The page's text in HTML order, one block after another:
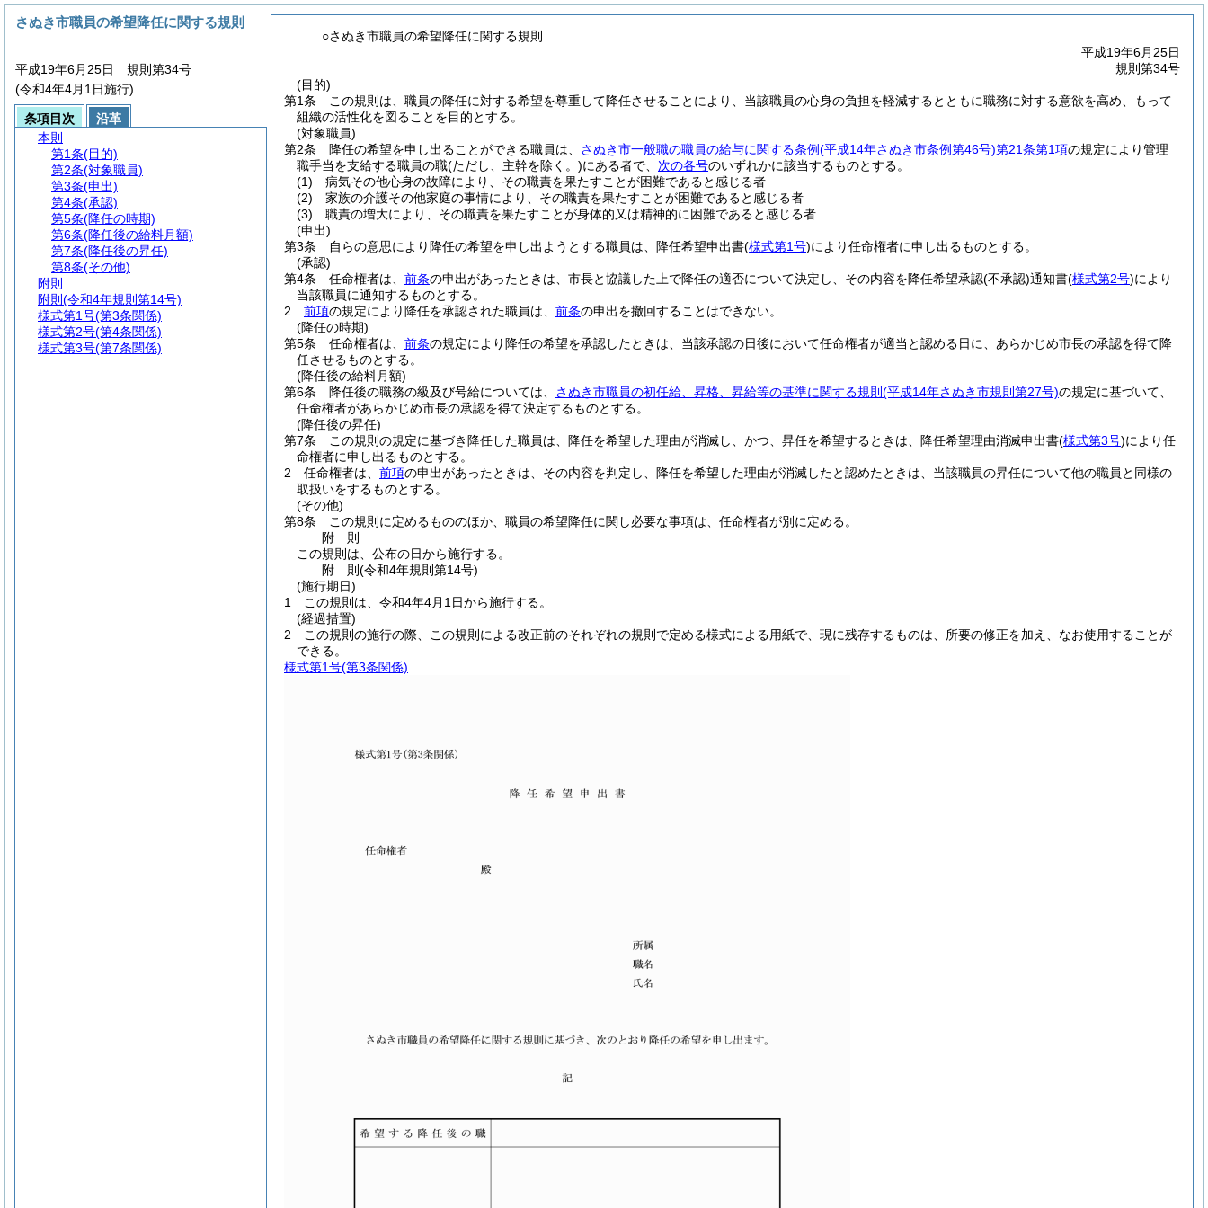
○さぬき市職員の希望降任に関する規則
平成19年6月25日
規則第34号
(目的)
第1条
この規則は、職員の降任に対する希望を尊重して降任させることにより、当該職員の心身の負担を軽減するとともに職務に対する意欲を高め、もって
組織の活性化を図ることを目的とする。
(対象職員)
第2条
降任の希望を申し出ることができる職員は、 さぬき市一般職の職員の給与に関する条例(平成14年さぬき市条例第46号)第21条第1項の規定により管理
職手当を支給する職員の職(ただし、主幹を除く。)にある者で、 次の各号のいずれかに該当するものとする。
(1)
病気その他心身の故障により、その職責を果たすことが困難であると感じる者
(2)
家族の介護その他家庭の事情により、その職責を果たすことが困難であると感じる者
(3)
職責の増大により、その職責を果たすことが身体的又は精神的に困難であると感じる者
(申出)
第3条
自らの意思により降任の希望を申し出ようとする職員は、降任希望申出書(様式第1号)により任命権者に申し出るものとする。
(承認)
第4条
任命権者は、 前条の申出があったときは、市長と協議した上で降任の適否について決定し、その内容を降任希望承認(不承認)通知書(様式第2号)により
当該職員に通知するものとする。
2
前項の規定により降任を承認された職員は、 前条の申出を撤回することはできない。
(降任の時期)
第5条
任命権者は、 前条の規定により降任の希望を承認したときは、当該承認の日後において任命権者が適当と認める日に、あらかじめ市長の承認を得て降
任させるものとする。
(降任後の給料月額)
第6条
降任後の職務の級及び号給については、 さぬき市職員の初任給、昇格、昇給等の基準に関する規則 (平成14年さぬき市規則第27号)の規定に基づいて、
任命権者があらかじめ市長の承認を得て決定するものとする。
(降任後の昇任)
第7条
この規則の規定に基づき降任した職員は、降任を希望した理由が消滅し、かつ、昇任を希望するときは、降任希望理由消滅申出書(様式第3号)により任
命権者に申し出るものとする。
2
任命権者は、 前項の申出があったときは、その内容を判定し、降任を希望した理由が消滅したと認めたときは、当該職員の昇任について他の職員と同様の
取扱いをするものとする。
(その他)
第8条
この規則に定めるもののほか、職員の希望降任に関し必要な事項は、任命権者が別に定める。
附 則
この規則は、公布の日から施行する。
附 則(令和4年規則第14号)
(施行期日)
1
この規則は、令和4年4月1日から施行する。
(経過措置)
2
この規則の施行の際、この規則による改正前のそれぞれの規則で定める様式による用紙で、現に残存するものは、所要の修正を加え、なお使用することが
できる。
様式第1号(第3条関係)
さぬき市職員の希望降任に関する規則
平成19年6月25日 規則第34号
(令和4年4月1日施行)
条項目次
沿革
本則
第1条(目的)
第2条(対象職員)
第3条(申出)
第4条(承認)
第5条(降任の時期)
第6条(降任後の給料月額)
第7条(降任後の昇任)
第8条(その他)
附則
附則 (令和4年規則第14号)
様式第1号(第3条関係)
様式第2号(第4条関係)
様式第3号(第7条関係)